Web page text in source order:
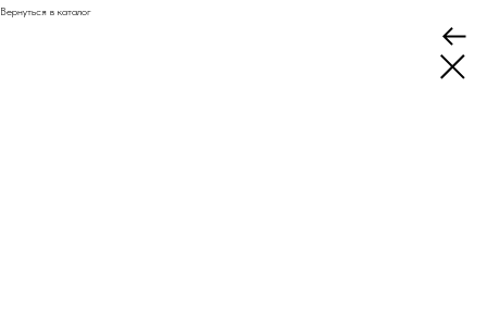
Вернуться в каталог